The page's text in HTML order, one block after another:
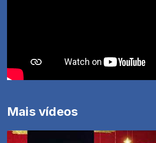
Mais vídeos